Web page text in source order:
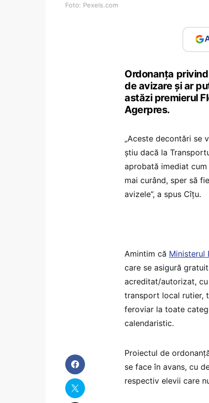
Foto: Pexels.com
Ordonanța
de avizare și ar
astăzi premierul
Agerpres.
„Aceste decontări se
ştiu dacă la
aprobată imediat
mai curând, sper să
avizele”, a spus Cîţu.
Amintim că Ministerul
care se asigură
acreditat/autorizat,
transport local rutier,
feroviar la toate
calendaristic.
Proiectul de
se face în avans, cu
respectiv elevii care